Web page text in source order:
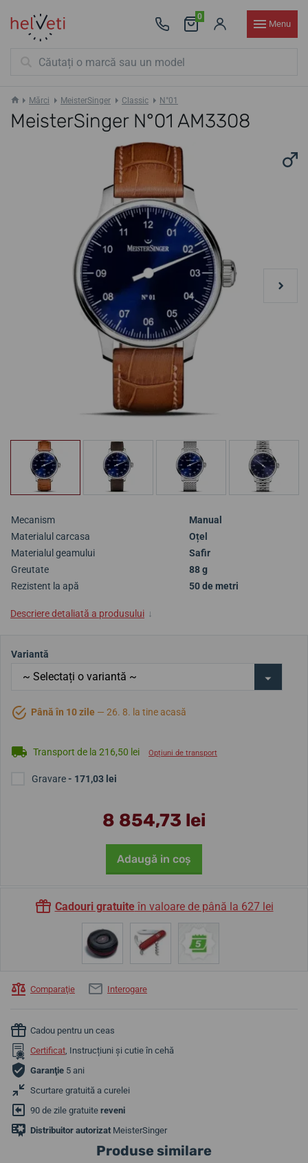
0
Menu
Mărci MeisterSinger Classic N°01
MeisterSinger N°01 AM3308
Mecanism
Manual
Materialul carcasa
Oțel
Materialul geamului
Safir
Greutate
88 g
Rezistent la apă
50 de metri
Descriere detaliată a produsului ↓
Variantă
Până în 10 zile — 26. 8. la tine acasă
Transport de la 216,50 lei Opțiuni de transport
Gravare- 171,03 lei
8 854,73 lei
Adaugă in coş
Cadouri gratuiteîn valoare de până la 627 lei
Comparaţie Interogare
Cadou pentru un ceas
Certificat, Instrucțiuni și cutie în cehă
Garanţie 5 ani
Scurtare gratuită a curelei
90 de zile gratuite reveni
Distribuitor autorizat MeisterSinger
Produse similare